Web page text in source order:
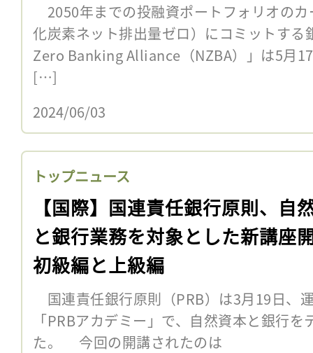
2050年までの投融資ポートフォリオの
化炭素ネット排出量ゼロ）にコミットす
Zero Banking Alliance（NZBA）」は5月
[…]
2024/06/03
トップニュース
【国際】国連責任銀行原則、自
と銀行業務を対象とした新講座
初級編と上級編
国連責任銀行原則（PRB）は3月19日、
「PRBアカデミー」で、自然資本と銀行
た。 今回の開講されたのは